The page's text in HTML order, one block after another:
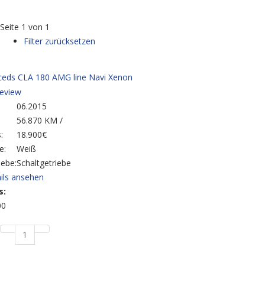
Seite 1 von 1
Filter zurücksetzen
CLA 180 AMG line Navi Xenon
06.2015
56.870 KM /
18.900€
Weiß
Schaltgetriebe
ansehen
1